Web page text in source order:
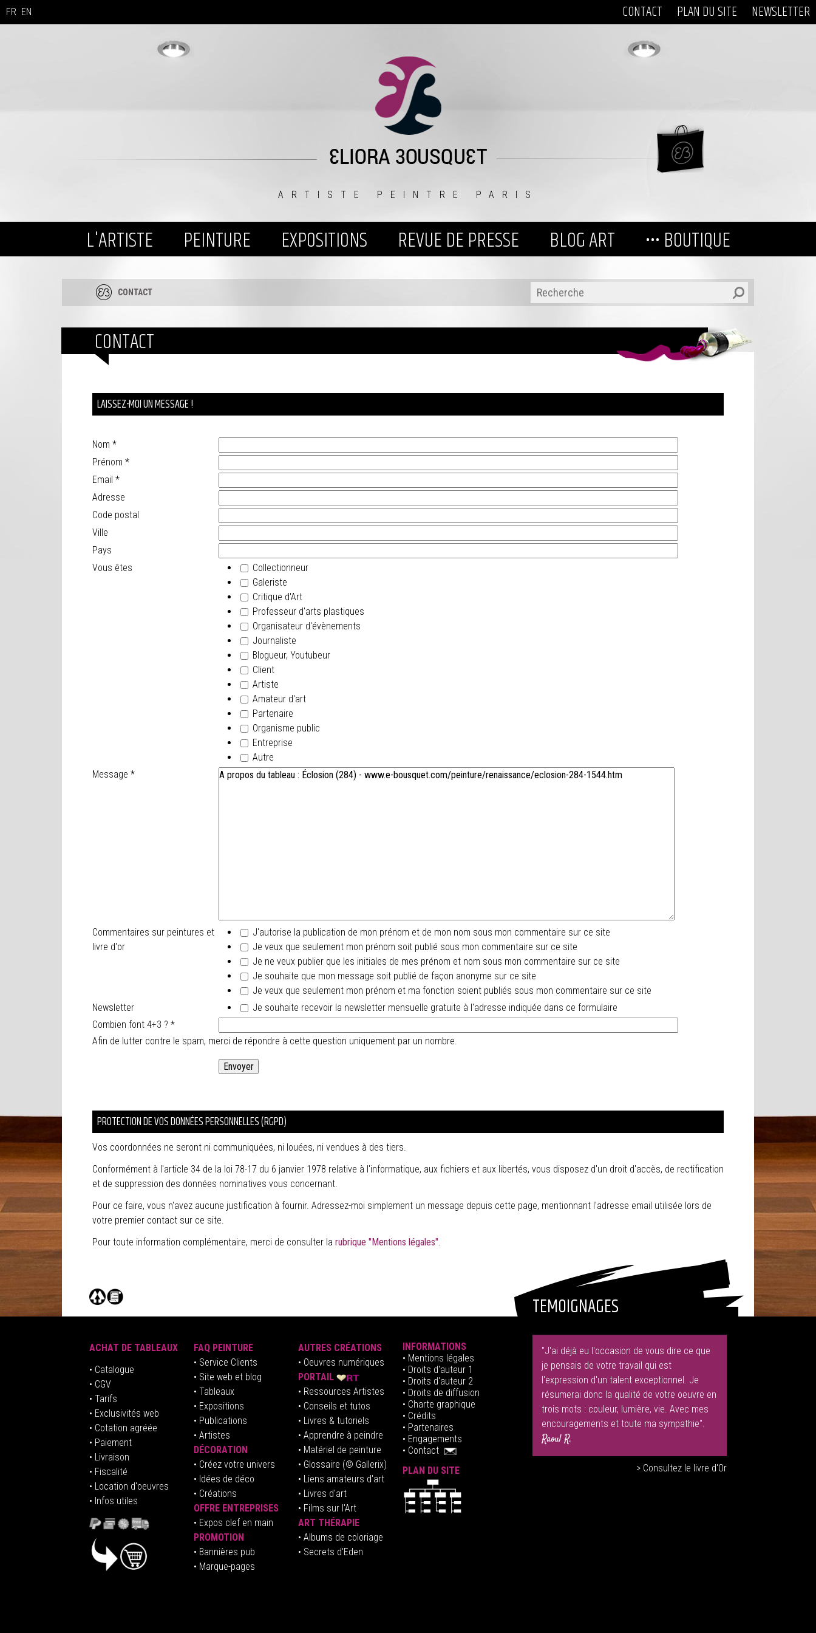
CONTACT PLAN DU SITE NEWSLETTER
FR EN
ARTISTE PEINTRE PARIS
L'ARTISTE PEINTURE EXPOSITIONS REVUE DE PRESSE BLOG ART ••• BOUTIQUE
CONTACT
CONTACT
LAISSEZ-MOI UN MESSAGE !
Nom *
Prénom *
Email *
Adresse
Code postal
Ville
Pays
Vous êtes
Collectionneur
Galeriste
Critique d'Art
Professeur d'arts plastiques
Organisateur d'évènements
Journaliste
Blogueur, Youtubeur
Client
Artiste
Amateur d'art
Partenaire
Organisme public
Entreprise
Autre
Message *
Commentaires sur peintures et
livre d'or
J'autorise la publication de mon prénom et de mon nom sous mon commentaire sur ce site
Je veux que seulement mon prénom soit publié sous mon commentaire sur ce site
Je ne veux publier que les initiales de mes prénom et nom sous mon commentaire sur ce site
Je souhaite que mon message soit publié de façon anonyme sur ce site
Je veux que seulement mon prénom et ma fonction soient publiés sous mon commentaire sur ce site
Newsletter
Je souhaite recevoir la newsletter mensuelle gratuite à l'adresse indiquée dans ce formulaire
Combien font 4+3 ? *
Afin de lutter contre le spam, merci de répondre à cette question uniquement par un nombre.
PROTECTION DE VOS DONNÉES PERSONNELLES (RGPD)
Vos coordonnées ne seront ni communiquées, ni louées, ni vendues à des tiers.
Conformément à l'article 34 de la loi 78-17 du 6 janvier 1978 relative à l'informatique, aux fichiers et aux libertés, vous disposez d'un droit d'accès, de rectification
et de suppression des données nominatives vous concernant.
Pour ce faire, vous n'avez aucune justification à fournir. Adressez-moi simplement un message depuis cette page, mentionnant l'adresse email utilisée lors de
votre premier contact sur ce site.
Pour toute information complémentaire, merci de consulter la rubrique "Mentions légales".
TEMOIGNAGES
ACHAT DE TABLEAUX
• Catalogue
• CGV
• Tarifs
• Exclusivités web
• Cotation agréée
• Paiement
• Livraison
• Fiscalité
• Location d'oeuvres
• Infos utiles
FAQ PEINTURE
• Service Clients
• Site web et blog
• Tableaux
• Expositions
• Publications
• Artistes
DÉCORATION
• Créez votre univers
• Idées de déco
• Créations
OFFRE ENTREPRISES
• Expos clef en main
PROMOTION
• Bannières pub
• Marque-pages
AUTRES CRÉATIONS
• Oeuvres numériques
PORTAIL
• Ressources Artistes
• Conseils et tutos
• Livres & tutoriels
• Apprendre à peindre
• Matériel de peinture
• Glossaire (© Gallerix)
• Liens amateurs d'art
• Livres d'art
• Films sur l'Art
ART THÉRAPIE
• Albums de coloriage
• Secrets d'Eden
INFORMATIONS
• Mentions légales
• Droits d'auteur 1
• Droits d'auteur 2
• Droits de diffusion
• Charte graphique
• Crédits
• Partenaires
• Engagements
• Contact
PLAN DU SITE
"J'ai déjà eu l'occasion de vous dire ce que
je pensais de votre travail qui est
l'expression d'un talent exceptionnel. Je
résumerai donc la qualité de votre oeuvre en
trois mots : couleur, lumière, vie. Avec mes
encouragements et toute ma sympathie".
Raoul R.
> Consultez le livre d'Or